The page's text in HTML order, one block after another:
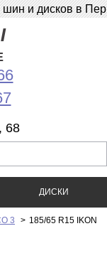
и дисков в
68
ДИСКИ
3 > 185/65 R15 IKON